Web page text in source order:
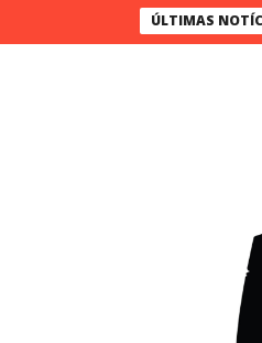
ÚLTIMAS
SBT conquista a vice